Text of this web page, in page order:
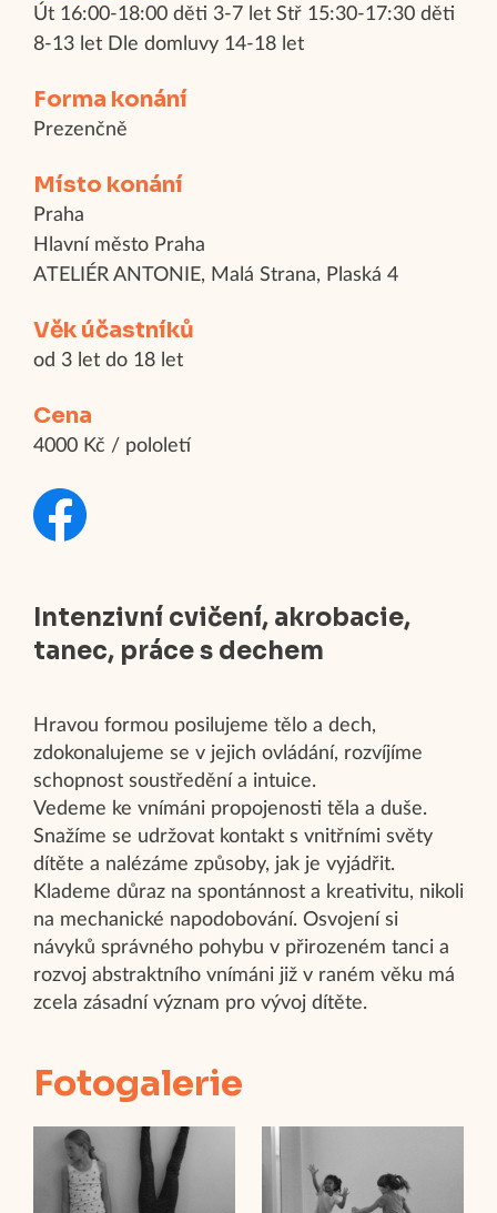
Út 16:00-18:00 děti 3-7 let Stř 15:30-17:30 děti
8-13 let Dle domluvy 14-18 let
Forma konání
Prezenčně
Místo konání
Praha
Hlavní město Praha
ATELIÉR ANTONIE, Malá Strana, Plaská 4
Věk účastníků
od 3 let do 18 let
Cena
4000 Kč / pololetí
Intenzivní cvičení, akrobacie,
tanec, práce s dechem
Hravou formou posilujeme tělo a dech,
zdokonalujeme se v jejich ovládání, rozvíjíme
schopnost soustředění a intuice.
Vedeme ke vnímáni propojenosti těla a duše.
Snažíme se udržovat kontakt s vnitřními světy
dítěte a nalézáme způsoby, jak je vyjádřit.
Klademe důraz na spontánnost a kreativitu, nikoli
na mechanické napodobování. Osvojení si
návyků správného pohybu v přirozeném tanci a
rozvoj abstraktního vnímáni již v raném věku má
zcela zásadní význam pro vývoj dítěte.
Fotogalerie